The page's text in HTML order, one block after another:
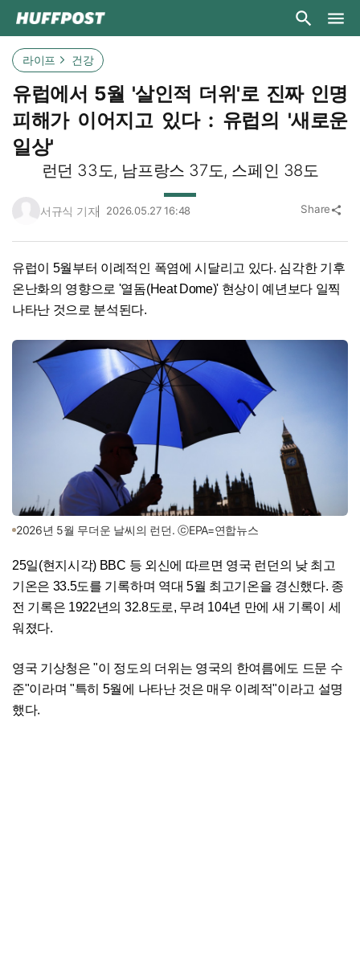
라이프 건강
유럽에서 5월 '살인적 더위'로 진짜 인명
피해가 이어지고 있다 : 유럽의 '새로운
일상'
런던 33도, 남프랑스 37도, 스페인 38도
서규식 기자 2026.05.27 16:48 Share share
유럽이 5월부터 이례적인 폭염에 시달리고 있다. 심각한 기후
온난화의 영향으로 '열돔(Heat Dome)' 현상이 예년보다 일찍
나타난 것으로 분석된다.
2026년 5월 무더운 날씨의 런던. ⓒEPA=연합뉴스
25일(현지시각) BBC 등 외신에 따르면 영국 런던의 낮 최고
기온은 33.5도를 기록하며 역대 5월 최고기온을 경신했다. 종
전 기록은 1922년의 32.8도로, 무려 104년 만에 새 기록이 세
워졌다.
영국 기상청은 "이 정도의 더위는 영국의 한여름에도 드문 수
준"이라며 "특히 5월에 나타난 것은 매우 이례적"이라고 설명
했다.